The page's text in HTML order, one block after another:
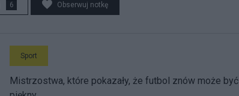
6 Obserwuj notkę
Sport
Mistrzostwa, które pokazały, że futbol znów może być